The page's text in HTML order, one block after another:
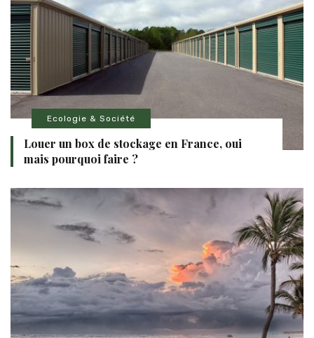
Ecologie & Société
Louer un box de stockage en France, oui
mais pourquoi faire ?